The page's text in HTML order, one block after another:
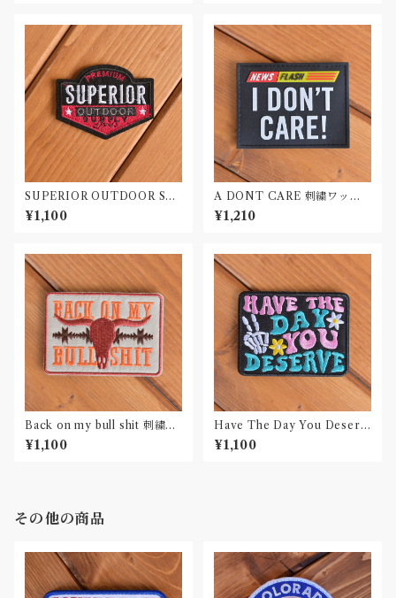
SUPERIOR OUTDOOR SU
PLY 刺繍ワッペン Patch
¥1,100
A DONT CARE 刺繍ワッペ
ン Patch
¥1,210
Back on my bull shit 刺繍ワ
ッペン Patch
¥1,100
Have The Day You Deserv
e 刺繍ワッペン Patch
¥1,100
その他の商品